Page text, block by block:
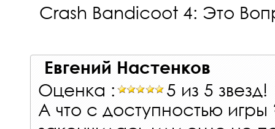
Crash Bandicoot 4: Это
Евгений Настенков
Оценка :
5 из 5 звезд!
А что с доступностью